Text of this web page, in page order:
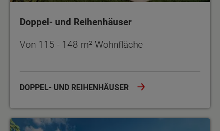
Doppel- und Reihenhäuser
Von 115 - 148 m² Wohnfläche
DOPPEL- UND REIHENHÄUSER
Zweifamilienhäuser